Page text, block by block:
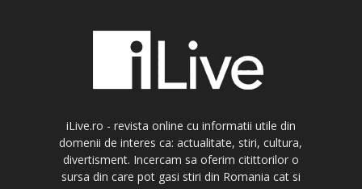
iLive.ro - revista online cu informatii utile din
domenii de interes ca: actualitate, stiri, cultura,
divertisment. Incercam sa oferim citittorilor o
sursa din care pot gasi stiri din Romania cat si